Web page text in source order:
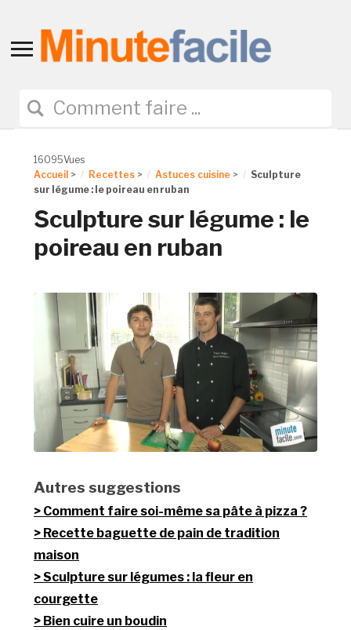
Toggle
navigation
16095Vues
Accueil > Recettes > Astuces cuisine >
Sculpture
sur légume : le poireau en ruban
Sculpture sur légume : le
poireau en ruban
Autres suggestions
Comment faire soi-même sa pâte à pizza ?
Recette baguette de pain de tradition
maison
Sculpture sur légumes : la fleur en
courgette
Bien cuire un boudin